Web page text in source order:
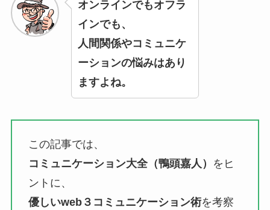
オンラインでもオフラ
インでも、
人間関係やコミュニケ
ーションの悩みはあり
ますよね。
この記事では、
コミュニケーション大全（鴨頭嘉人）
をヒ
ントに、
優しいweb３コミュニケーション術を考察